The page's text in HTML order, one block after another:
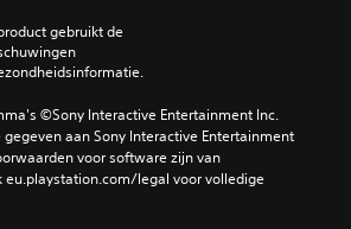
gebruikt de
©Sony Interactive Entertainment Inc.
aan Sony Interactive Entertainment
voor software zijn van
eu.playstation.com/legal voor volledige